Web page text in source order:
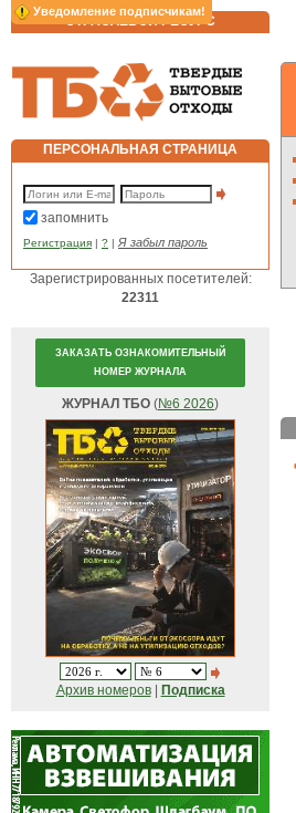
Уведомление подписчикам!
ОТРАСЛЕВОЙ РЕСУРС
ПЕРСОНАЛЬНАЯ СТРАНИЦА
запомнить
Регистрация | ? | Я забыл пароль
Зарегистрированных посетителей:
22311
ЗАКАЗАТЬ ОЗНАКОМИТЕЛЬНЫЙ
НОМЕР ЖУРНАЛА
ЖУРНАЛ ТБО (№6 2026)
Архив номеров| Подписка